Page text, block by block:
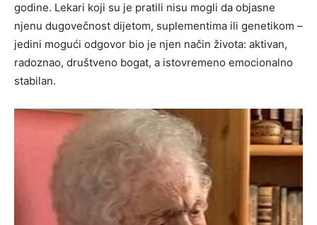
godine. Lekari koji su je pratili nisu mogli da objasne
njenu dugovečnost dijetom, suplementima ili genetikom –
jedini mogući odgovor bio je njen način života: aktivan,
radoznao, društveno bogat, a istovremeno emocionalno
stabilan.